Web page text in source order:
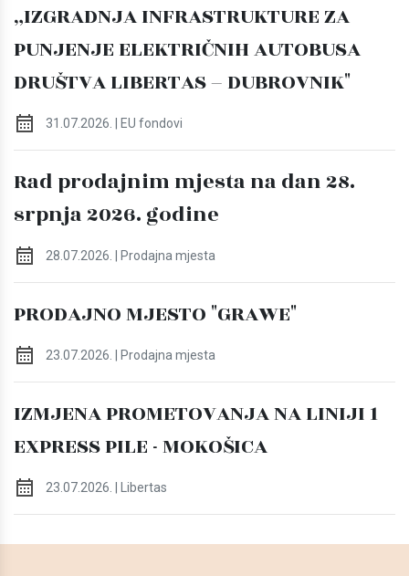
„IZGRADNJA INFRASTRUKTURE ZA
PUNJENJE ELEKTRIČNIH AUTOBUSA
DRUŠTVA LIBERTAS – DUBROVNIK"
31.07.2026. | EU fondovi
Rad prodajnim mjesta na dan 28.
srpnja 2026. godine
28.07.2026. | Prodajna mjesta
PRODAJNO MJESTO "GRAWE"
23.07.2026. | Prodajna mjesta
IZMJENA PROMETOVANJA NA LINIJI 1
EXPRESS PILE - MOKOŠICA
23.07.2026. | Libertas